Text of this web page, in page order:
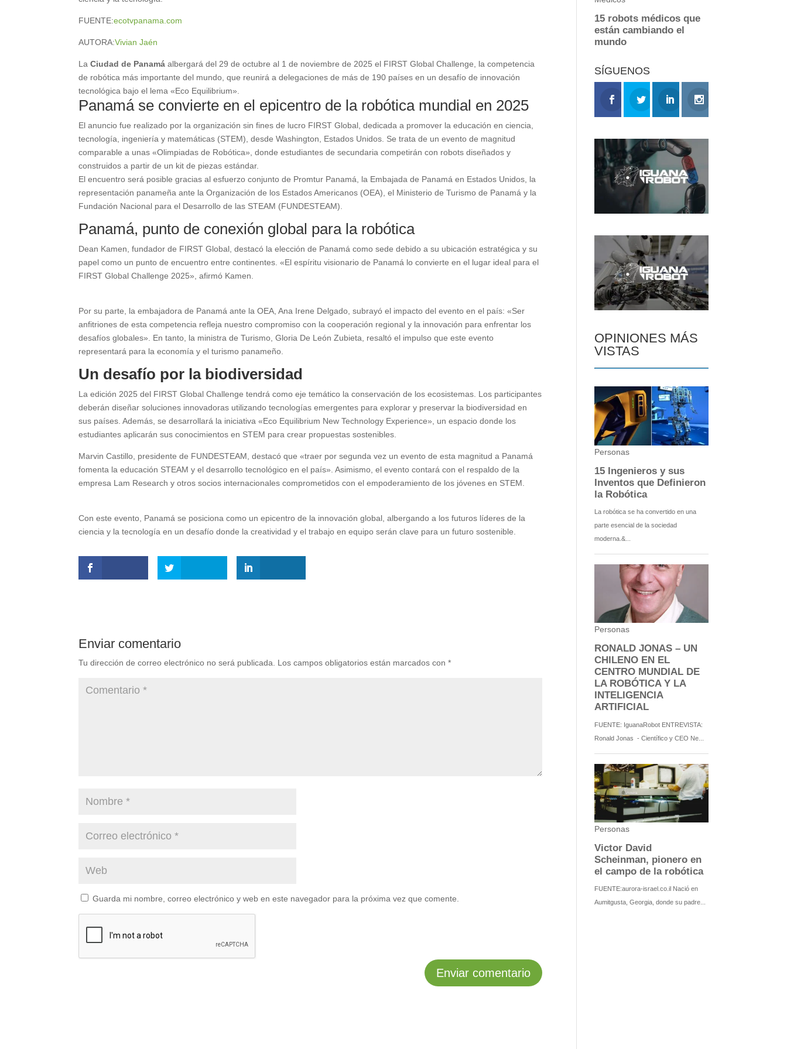
FUENTE:ecotvpanama.com
AUTORA:Vivian Jaén
LaCiudad de Panamá albergará del 29 de octubre al 1 de noviembre de 2025 el FIRST Global Challenge, la competencia
de robótica más importante del mundo, que reunirá a delegaciones de más de 190 países en un desafío de innovación
tecnológica bajo el lema «Eco Equilibrium».
Panamá se convierte en el epicentro de la robótica mundial en 2025
El anuncio fue realizado por la organización sin fines de lucro FIRST Global, dedicada a promover la educación en ciencia,
tecnología, ingeniería y matemáticas (STEM), desde Washington, Estados Unidos. Se trata de un evento de magnitud
comparable a unas «Olimpiadas de Robótica», donde estudiantes de secundaria competirán con robots diseñados y
construidos a partir de un kit de piezas estándar.
El encuentro será posible gracias al esfuerzo conjunto de Promtur Panamá, la Embajada de Panamá en Estados Unidos, la
representación panameña ante la Organización de los Estados Americanos (OEA), el Ministerio de Turismo de Panamá y la
Fundación Nacional para el Desarrollo de las STEAM (FUNDESTEAM).
Panamá, punto de conexión global para la robótica
Dean Kamen, fundador de FIRST Global, destacó la elección de Panamá como sede debido a su ubicación estratégica y su
papel como un punto de encuentro entre continentes. «El espíritu visionario de Panamá lo convierte en el lugar ideal para el
FIRST Global Challenge 2025», afirmó Kamen.
Por su parte, la embajadora de Panamá ante la OEA, Ana Irene Delgado, subrayó el impacto del evento en el país: «Ser
anfitriones de esta competencia refleja nuestro compromiso con la cooperación regional y la innovación para enfrentar los
desafíos globales». En tanto, la ministra de Turismo, Gloria De León Zubieta, resaltó el impulso que este evento
representará para la economía y el turismo panameño.
Un desafío por la biodiversidad
La edición 2025 del FIRST Global Challenge tendrá como eje temático la conservación de los ecosistemas. Los participantes
deberán diseñar soluciones innovadoras utilizando tecnologías emergentes para explorar y preservar la biodiversidad en
sus países. Además, se desarrollará la iniciativa «Eco Equilibrium New Technology Experience», un espacio donde los
estudiantes aplicarán sus conocimientos en STEM para crear propuestas sostenibles.
Marvin Castillo, presidente de FUNDESTEAM, destacó que «traer por segunda vez un evento de esta magnitud a Panamá
fomenta la educación STEAM y el desarrollo tecnológico en el país». Asimismo, el evento contará con el respaldo de la
empresa Lam Research y otros socios internacionales comprometidos con el empoderamiento de los jóvenes en STEM.
Con este evento, Panamá se posiciona como un epicentro de la innovación global, albergando a los futuros líderes de la
ciencia y la tecnología en un desafío donde la creatividad y el trabajo en equipo serán clave para un futuro sostenible.
Enviar comentario
Tu dirección de correo electrónico no será publicada. Los campos obligatorios están marcados con*
Guarda mi nombre, correo electrónico y web en este navegador para la próxima vez que comente.
SÍGUENOS
OPINIONES MÁS
VISTAS